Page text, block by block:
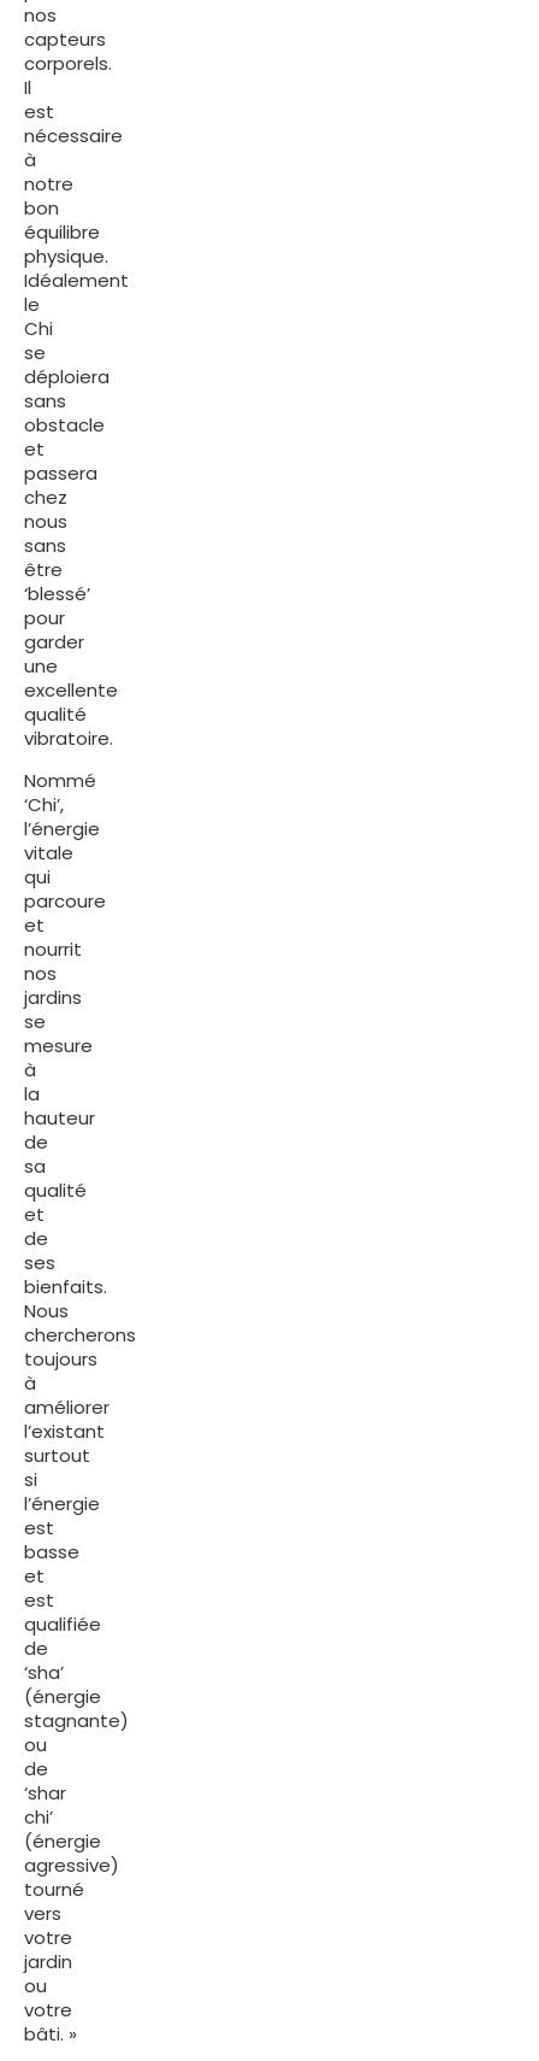
nos
capteurs
corporels.
Il
est
nécessaire
à
notre
bon
équilibre
physique.
Idéalement
le
Chi
se
déploiera
sans
obstacle
et
passera
chez
nous
sans
être
‘blessé’
pour
garder
une
excellente
qualité
vibratoire.
Nommé
‘Chi’,
l’énergie
vitale
qui
parcoure
et
nourrit
nos
jardins
se
mesure
à
la
hauteur
de
sa
qualité
et
de
ses
bienfaits.
Nous
chercherons
toujours
à
améliorer
l’existant
surtout
si
l’énergie
est
basse
et
est
qualifiée
de
‘sha’
(énergie
stagnante)
ou
de
‘shar
chi’
(énergie
agressive)
tourné
vers
votre
jardin
ou
votre
bâti. »